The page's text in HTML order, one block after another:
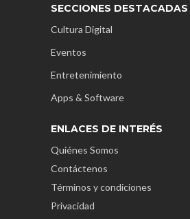
SECCIONES DESTACADAS
Cultura Digital
Eventos
Entretenimiento
Apps & Software
ENLACES DE INTERÉS
Quiénes Somos
Contáctenos
Términos y condiciones
Privacidad